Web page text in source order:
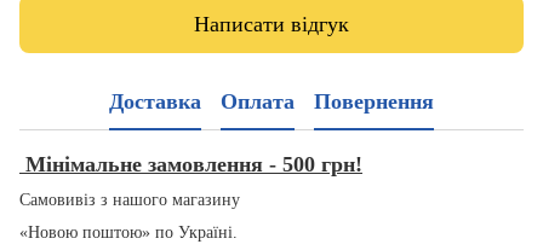
Написати відгук
Доставка Оплата Повернення
Мінімальне замовлення - 500 грн!
Самовивіз з нашого магазину
«Новою поштою» по Україні.